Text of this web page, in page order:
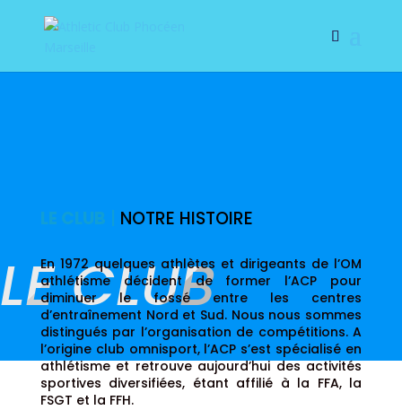
LE CLUB
LE CLUB NOTRE HISTOIRE
En 1972 quelques athlètes et dirigeants de l’OM
athlétisme décident de former l’ACP pour
diminuer le fossé entre les centres
d’entraînement Nord et Sud. Nous nous sommes
distingués par l’organisation de compétitions. A
l’origine club omnisport, l’ACP s’est spécialisé en
athlétisme et retrouve aujourd’hui des activités
sportives diversifiées, étant affilié à la FFA, la
FSGT et la FFH.